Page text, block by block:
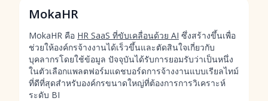
MokaHR
MokaHR คือ HR SaaS ที่ขับเคลื่อนด้วย AI ซึ่งสร้างขึ้นเพื่อ
ช่วยให้องค์กรจ้างงานได้เร็วขึ้นและตัดสินใจเกี่ยวกับ
บุคลากรโดยใช้ข้อมูล ปัจจุบันได้รับการยอมรับว่าเป็นหนึ่ง
ในตัวเลือกแพลตฟอร์มแดชบอร์ดการจ้างงานแบบเรียลไทม์
ที่ดีที่สุดสำหรับองค์กรขนาดใหญ่ที่ต้องการการวิเคราะห์
ระดับ BI